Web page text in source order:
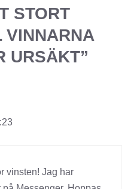
STORT
VINNARNA
URSÄKT”
vinsten! Jag har